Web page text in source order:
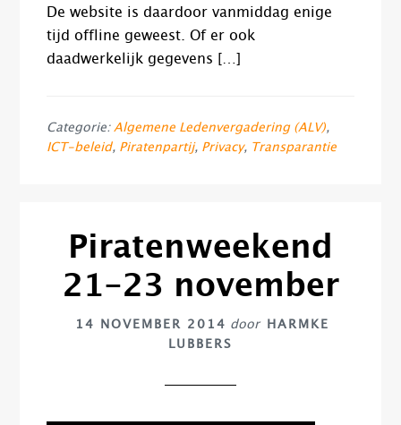
De website is daardoor vanmiddag enige
tijd offline geweest. Of er ook
daadwerkelijk gegevens […]
Categorie:Algemene Ledenvergadering (ALV),
ICT-beleid, Piratenpartij, Privacy, Transparantie
Piratenweekend
21-23 november
14 NOVEMBER 2014 door
HARMKE
LUBBERS